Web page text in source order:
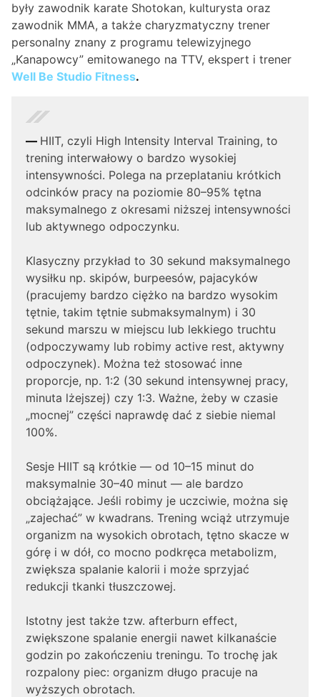
były zawodnik karate Shotokan, kulturysta oraz
zawodnik MMA, a także charyzmatyczny trener
personalny znany z programu telewizyjnego
„Kanapowcy” emitowanego na TTV, ekspert i trener
Well Be Studio Fitness.
— HIIT, czyli High Intensity Interval Training, to
trening interwałowy o bardzo wysokiej
intensywności. Polega na przeplataniu krótkich
odcinków pracy na poziomie 80–95% tętna
maksymalnego z okresami niższej intensywności
lub aktywnego odpoczynku.
Klasyczny przykład to 30 sekund maksymalnego
wysiłku np. skipów, burpeesów, pajacyków
(pracujemy bardzo ciężko na bardzo wysokim
tętnie, takim tętnie submaksymalnym) i 30
sekund marszu w miejscu lub lekkiego truchtu
(odpoczywamy lub robimy active rest, aktywny
odpoczynek). Można też stosować inne
proporcje, np. 1:2 (30 sekund intensywnej pracy,
minuta lżejszej) czy 1:3. Ważne, żeby w czasie
„mocnej” części naprawdę dać z siebie niemal
100%.
Sesje HIIT są krótkie — od 10–15 minut do
maksymalnie 30–40 minut — ale bardzo
obciążające. Jeśli robimy je uczciwie, można się
„zajechać” w kwadrans. Trening wciąż utrzymuje
organizm na wysokich obrotach, tętno skacze w
górę i w dół, co mocno podkręca metabolizm,
zwiększa spalanie kalorii i może sprzyjać
redukcji tkanki tłuszczowej.
Istotny jest także tzw. afterburn effect,
zwiększone spalanie energii nawet kilkanaście
godzin po zakończeniu treningu. To trochę jak
rozpalony piec: organizm długo pracuje na
wyższych obrotach.